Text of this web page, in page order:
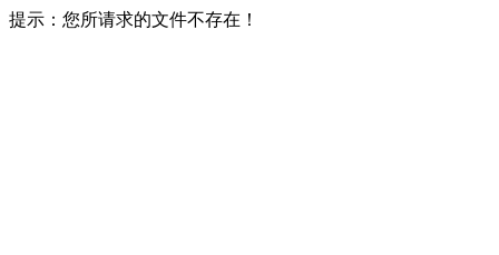
提示：您所请求的文件不存在！